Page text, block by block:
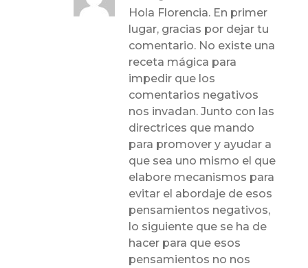
Hola Florencia. En primer
lugar, gracias por dejar tu
comentario. No existe una
receta mágica para
impedir que los
comentarios negativos
nos invadan. Junto con las
directrices que mando
para promover y ayudar a
que sea uno mismo el que
elabore mecanismos para
evitar el abordaje de esos
pensamientos negativos,
lo siguiente que se ha de
hacer para que esos
pensamientos no nos